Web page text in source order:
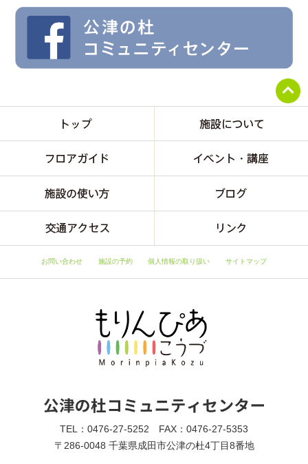
お問い合わせ 施設の予約 個人情報の取り扱い サイトマップ
TEL：0476-27-5252 FAX：0476-27-5353
〒286-0048 千葉県成田市公津の杜4丁目8番地